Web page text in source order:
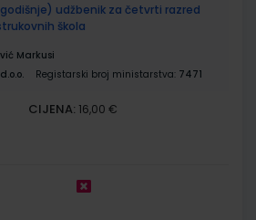
godišnje) udžbenik za četvrti razred
škola
Markusi
Registarski broj ministarstva: 7471
CIJENA: 16,00 €